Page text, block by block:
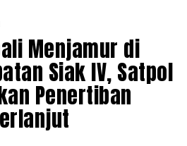
Menjamur di
Siak IV, Satpol
Penertiban